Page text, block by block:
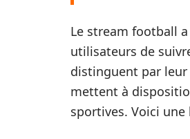
Le stream football
utilisateurs de
distinguent par
mettent à
sportives. Voici